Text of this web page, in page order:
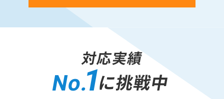
対応実績
No.1に挑戦中